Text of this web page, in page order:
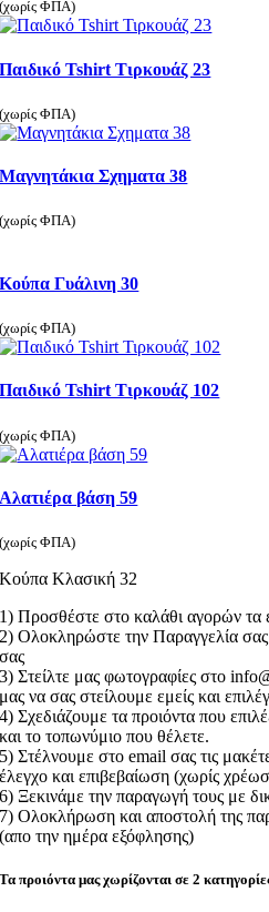
(χωρίς ΦΠΑ)
Παιδικό Tshirt Τιρκουάζ 23
(χωρίς ΦΠΑ)
Μαγνητάκια Σχηματα 38
(χωρίς ΦΠΑ)
Κούπα Γυάλινη 30
(χωρίς ΦΠΑ)
Παιδικό Tshirt Τιρκουάζ 102
(χωρίς ΦΠΑ)
Αλατιέρα βάση 59
(χωρίς ΦΠΑ)
Κούπα Κλασική 32
1) Προσθέστε στο καλάθι αγορών τα
2) Ολοκληρώστε την Παραγγελία σας
σας
3) Στείλτε μας φωτογραφίες στο
μας να σας στείλουμε εμείς και
4) Σχεδιάζουμε τα προιόντα που
και το τοπωνύμιο που θέλετε.
5) Στέλνουμε στο email σας τις
έλεγχο και επιβεβαίωση (χωρίς
6) Ξεκινάμε την παραγωγή τους με
7) Ολοκλήρωση και αποστολή της
(απο την ημέρα εξόφλησης)
Τα προιόντα μας χωρίζονται σε 2